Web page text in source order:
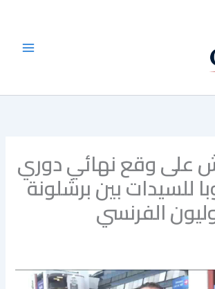
على وقع نهائي دوري
للسيدات بين برشلونة
الفرنسي